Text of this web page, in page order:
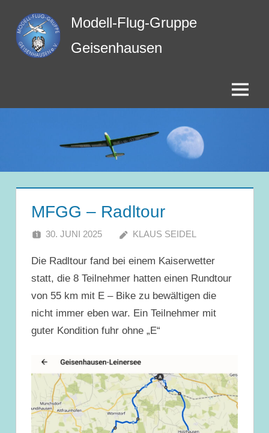
Inhalt
springen
Modell-Flug-Gruppe
Geisenhausen
Menü
MFGG – Radltour
30. JUNI 2025 KLAUS SEIDEL
Die Radltour fand bei einem Kaiserwetter
statt, die 8 Teilnehmer hatten einen Rundtour
von 55 km mit E – Bike zu bewältigen die
nicht immer eben war. Ein Teilnehmer mit
guter Kondition fuhr ohne „E“